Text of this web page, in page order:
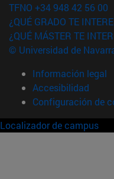
TFNO +34 948 42 56 00
¿QUÉ GRADO TE
¿QUÉ MÁSTER TE
© Universidad de
Información legal
Accesibilidad
Configuración de
Localizador de campus